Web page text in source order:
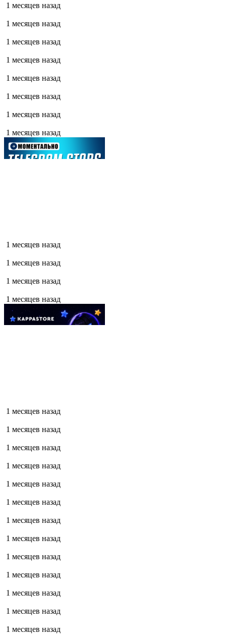
1 месяцев назад
1 месяцев назад
1 месяцев назад
1 месяцев назад
1 месяцев назад
1 месяцев назад
1 месяцев назад
1 месяцев назад
1 месяцев назад
1 месяцев назад
1 месяцев назад
1 месяцев назад
1 месяцев назад
1 месяцев назад
1 месяцев назад
1 месяцев назад
1 месяцев назад
1 месяцев назад
1 месяцев назад
1 месяцев назад
1 месяцев назад
1 месяцев назад
1 месяцев назад
1 месяцев назад
1 месяцев назад